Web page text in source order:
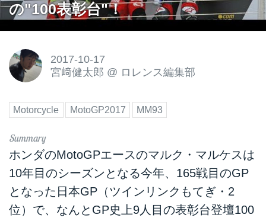
の"100表彰台"！
2017-10-17
宮﨑健太郎 @ ロレンス編集部
Motorcycle MotoGP2017 MM93
ホンダのMotoGPエースのマルク・マルケスは
10年目のシーズンとなる今年、165戦目のGP
となった日本GP（ツインリンクもてぎ・2
位）で、なんとGP史上9人目の表彰台登壇100